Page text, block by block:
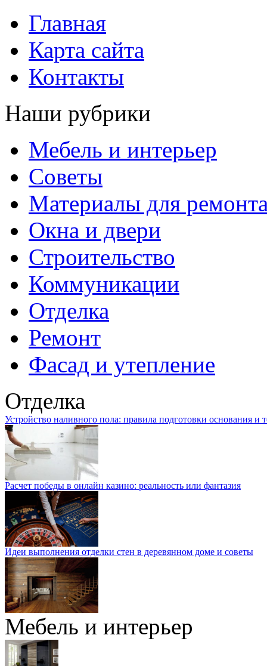
Главная
Карта сайта
Контакты
Наши рубрики
Мебель и интерьер
Советы
Материалы для
Окна и двери
Строительство
Коммуникации
Отделка
Ремонт
Фасад и утепление
Отделка
Устройство наливного пола: правила подготовки основания и
Расчет победы в онлайн казино: реальность или фантазия
Идеи выполнения отделки стен в деревянном доме и советы
Мебель и интерьер